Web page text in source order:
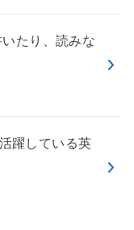
たり、読みな
躍している英